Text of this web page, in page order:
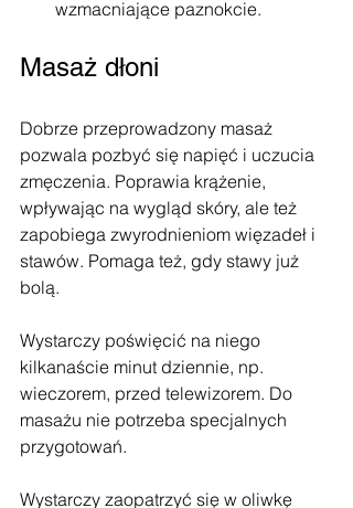
wzmacniające paznokcie.
Masaż dłoni
Dobrze przeprowadzony masaż
pozwala pozbyć się napięć i uczucia
zmęczenia. Poprawia krążenie,
wpływając na wygląd skóry, ale też
zapobiega zwyrodnieniom więzadeł i
stawów. Pomaga też, gdy stawy już
bolą.
Wystarczy poświęcić na niego
kilkanaście minut dziennie, np.
wieczorem, przed telewizorem. Do
masażu nie potrzeba specjalnych
przygotowań.
Wystarczy zaopatrzyć się w oliwkę